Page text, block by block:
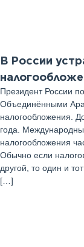
В России
Президент России
Объединёнными
налогообложения.
года.
налогообложения
Обычно если
другой, то один и
[…]